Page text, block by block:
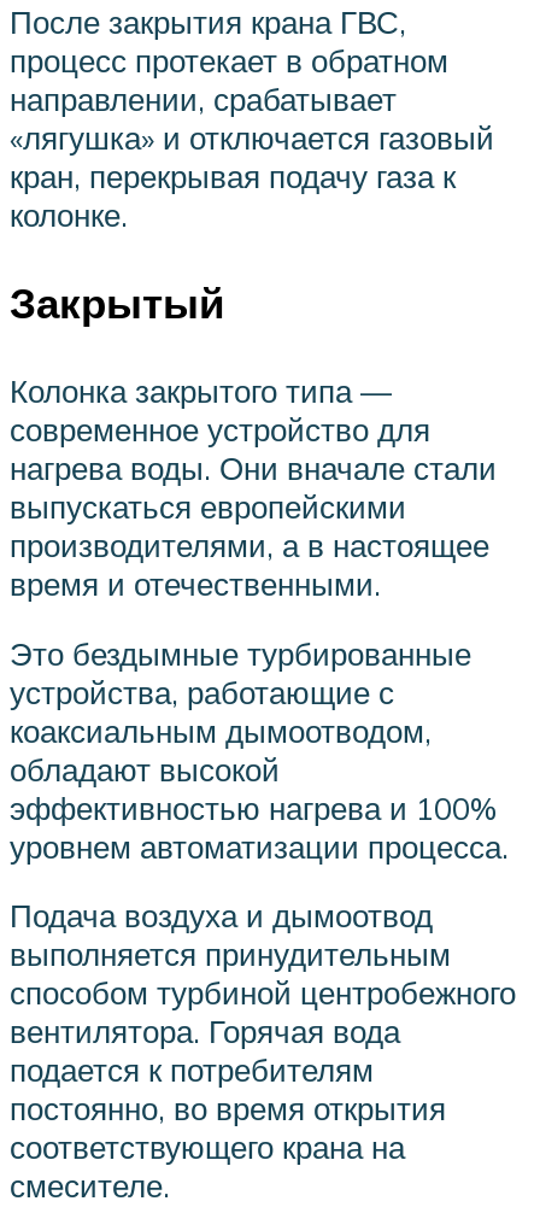
После закрытия крана ГВС,
процесс протекает в обратном
направлении, срабатывает
«лягушка» и отключается газовый
кран, перекрывая подачу газа к
колонке.
Закрытый
Колонка закрытого типа —
современное устройство для
нагрева воды. Они вначале стали
выпускаться европейскими
производителями, а в настоящее
время и отечественными.
Это бездымные турбированные
устройства, работающие с
коаксиальным дымоотводом,
обладают высокой
эффективностью нагрева и 100%
уровнем автоматизации процесса.
Подача воздуха и дымоотвод
выполняется принудительным
способом турбиной центробежного
вентилятора. Горячая вода
подается к потребителям
постоянно, во время открытия
соответствующего крана на
смесителе.